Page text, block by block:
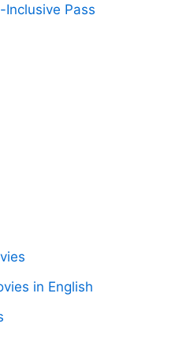
Inclusive Pass
in English